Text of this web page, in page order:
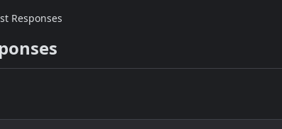
Responses